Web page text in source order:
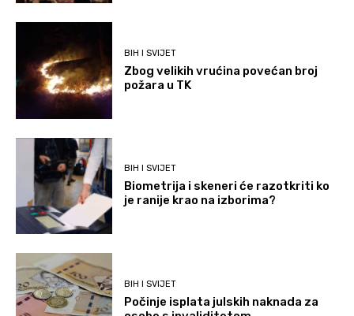
BIH I SVIJET
Zbog velikih vrućina povećan broj
požara u TK
BIH I SVIJET
Biometrija i skeneri će razotkriti ko
je ranije krao na izborima?
BIH I SVIJET
Počinje isplata julskih naknada za